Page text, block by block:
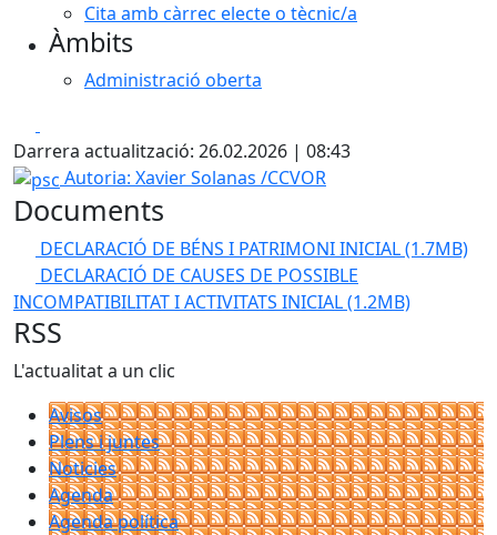
Cita amb càrrec electe o tècnic/a
Àmbits
Administració oberta
Darrera actualització: 26.02.2026 | 08:43
psc
Autoria: Xavier Solanas /CCVOR
Documents
DECLARACIÓ DE BÉNS I PATRIMONI INICIAL(1.7MB)
DECLARACIÓ DE CAUSES DE POSSIBLE
INCOMPATIBILITAT I ACTIVITATS INICIAL(1.2MB)
RSS
L'actualitat a un clic
Avisos
Plens i juntes
Noticies
Agenda
Agenda política